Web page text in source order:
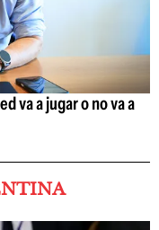
va a jugar o no va a